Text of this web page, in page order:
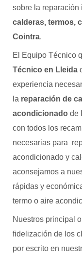
sobre la reparación
calderas, termos,
Cointra.
El Equipo Técnico
Técnico en Lleida
experiencia
la reparación de
acondicionado de
con todos los
necesarias para
acondicionado y
aconsejamos a
rápidas y
termo o aire
Nuestros principal
fidelización de los
por escrito en